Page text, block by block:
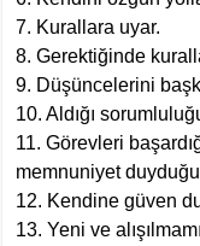
7. Kurallara uyar.
8. Gerektiğinde
9. Düşüncelerini
10. Aldığı
11. Görevleri
memnuniyet
12. Kendine güven
13. Yeni ve